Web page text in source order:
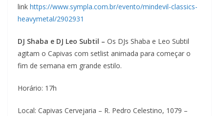
link https://www.sympla.com.br/evento/mindevil-classics-
heavymetal/2902931
DJ Shaba e DJ Leo Subtil – Os DJs Shaba e Leo Subtil
agitam o Capivas com setlist animada para começar o
fim de semana em grande estilo.
Horário: 17h
Local: Capivas Cervejaria – R. Pedro Celestino, 1079 –